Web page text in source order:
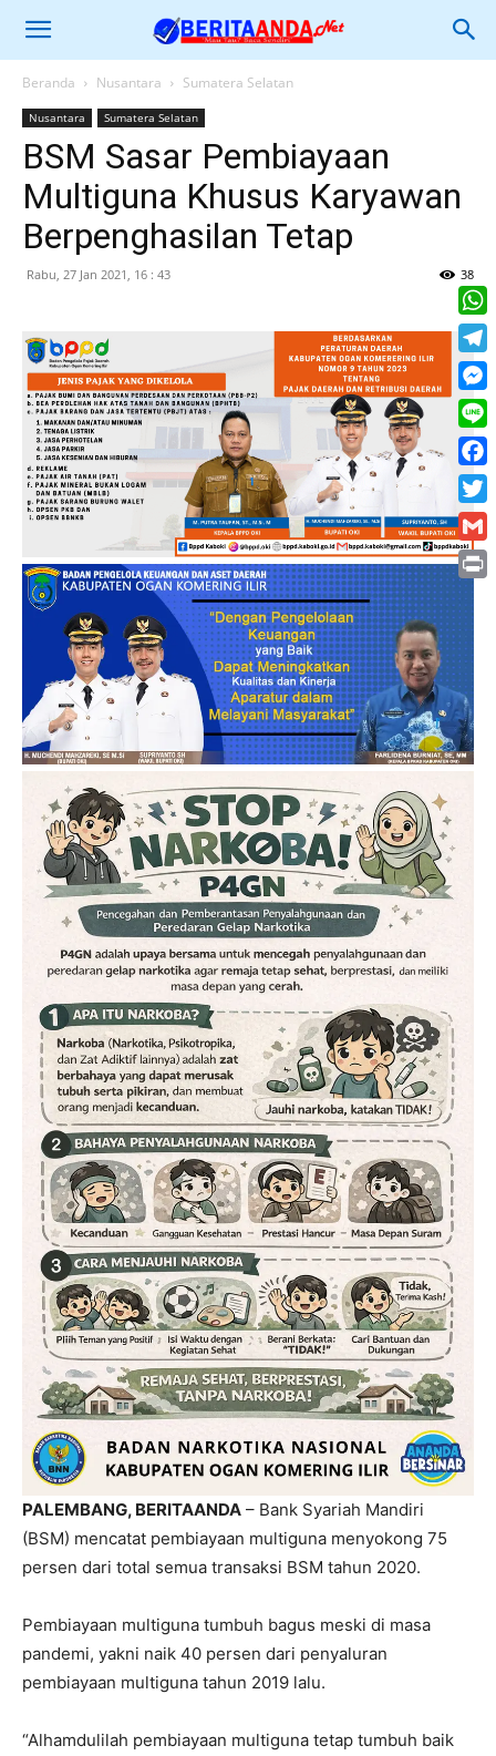
Beranda Nusantara Sumatera Selatan
Nusantara Sumatera Selatan
BSM Sasar Pembiayaan
Multiguna Khusus Karyawan
Berpenghasilan Tetap
Rabu, 27 Jan 2021, 16 : 43 38
PALEMBANG, BERITAANDA – Bank Syariah Mandiri
(BSM) mencatat pembiayaan multiguna menyokong 75
persen dari total semua transaksi BSM tahun 2020.
Pembiayaan multiguna tumbuh bagus meski di masa
pandemi, yakni naik 40 persen dari penyaluran
pembiayaan multiguna tahun 2019 lalu.
“Alhamdulilah pembiayaan multiguna tetap tumbuh baik
Line
Print